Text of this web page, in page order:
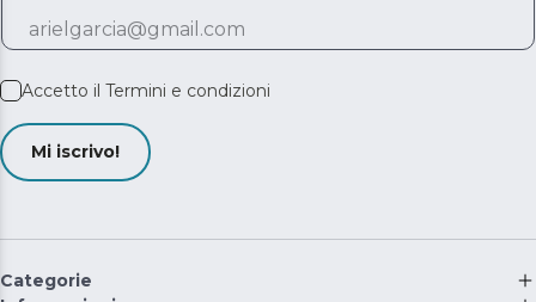
Accetto il Termini e condizioni
Mi iscrivo!
Categorie